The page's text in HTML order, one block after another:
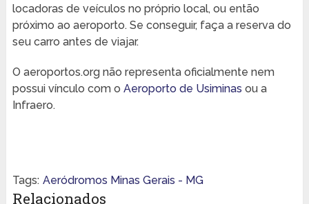
locadoras de veículos no próprio local, ou então
próximo ao aeroporto. Se conseguir, faça a reserva do
seu carro antes de viajar.
O aeroportos.org não representa oficialmente nem
possui vínculo com o Aeroporto de Usiminas ou a
Infraero.
Tags: Aeródromos Minas Gerais - MG
Relacionados